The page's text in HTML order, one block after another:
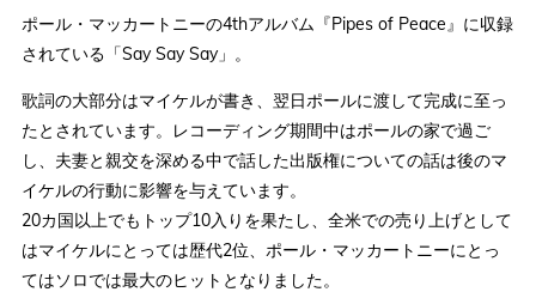
ポール・マッカートニーの4thアルバム『Pipes of Peace』に収録
されている「Say Say Say」。
歌詞の大部分はマイケルが書き、翌日ポールに渡して完成に至っ
たとされています。レコーディング期間中はポールの家で過ご
し、夫妻と親交を深める中で話した出版権についての話は後のマ
イケルの行動に影響を与えています。
20カ国以上でもトップ10入りを果たし、全米での売り上げとして
はマイケルにとっては歴代2位、ポール・マッカートニーにとっ
てはソロでは最大のヒットとなりました。